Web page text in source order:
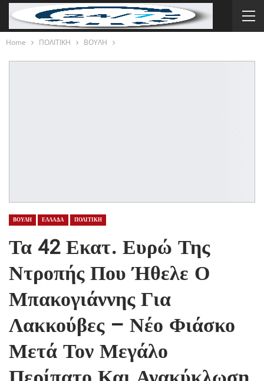
Home ΠΟΛΙΤΙΚΗ ΒΟΥΛΗ
ΒΟΥΛΗ ΕΛΛΑΔΑ ΠΟΛΙΤΙΚΗ
Τα 42 Εκατ. Ευρώ Της
Ντροπής Που Ήθελε Ο
Μπακογιάννης Για
Λακκούβες – Νέο Φιάσκο
Μετά Τον Μεγάλο